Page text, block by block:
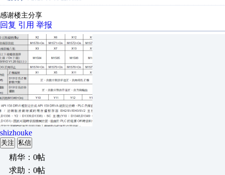
感谢楼主分享
回复 引用 举报
shizhouke
关注 私信
精华：0帖
求助：0帖